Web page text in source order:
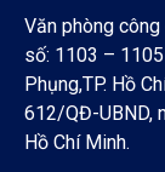
Văn phòng
số: 1103 –
Phụng,TP. Hồ
612/QĐ-UBND,
Hồ Chí Minh.